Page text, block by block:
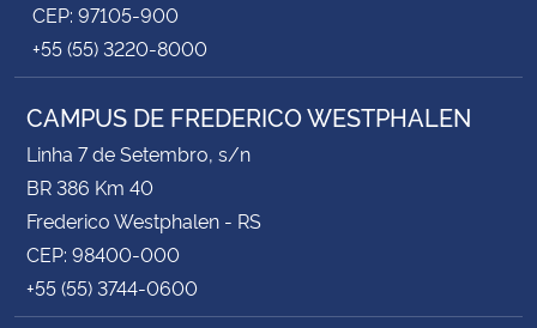
CEP: 97105-900
+55 (55) 3220-8000
CAMPUS DE FREDERICO WESTPHALEN
Linha 7 de Setembro, s/n
BR 386 Km 40
Frederico Westphalen - RS
CEP: 98400-000
+55 (55) 3744-0600